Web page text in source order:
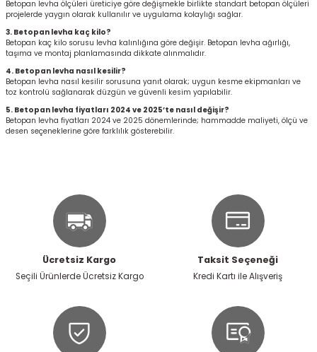
Betopan levha ölçüleri üreticiye göre değişmekle birlikte standart betopan ölçüleri
projelerde yaygın olarak kullanılır ve uygulama kolaylığı sağlar.
3. Betopan levha kaç kilo?
Betopan kaç kilo sorusu levha kalınlığına göre değişir. Betopan levha ağırlığı,
taşıma ve montaj planlamasında dikkate alınmalıdır.
4. Betopan levha nasıl kesilir?
Betopan levha nasıl kesilir sorusuna yanıt olarak; uygun kesme ekipmanları ve
toz kontrolü sağlanarak düzgün ve güvenli kesim yapılabilir.
5. Betopan levha fiyatları 2024 ve 2025’te nasıl değişir?
Betopan levha fiyatları 2024 ve 2025 dönemlerinde; hammadde maliyeti, ölçü ve
desen seçeneklerine göre farklılık gösterebilir.
Ücretsiz Kargo
Seçili Ürünlerde Ücretsiz Kargo
Taksit Seçeneği
Kredi Kartı ile Alışveriş